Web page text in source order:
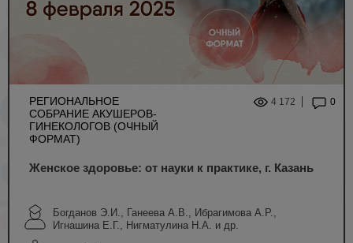
РЕГИОНАЛЬНОЕ
СОБРАНИЕ АКУШЕРОВ-
ГИНЕКОЛОГОВ (ОЧНЫЙ
ФОРМАТ)
4 172 0
Женское здоровье: от науки к практике, г. Казань
Богданов Э.И., Ганеева А.В., Ибрагимова А.Р.,
Игнашина Е.Г., Нигматулина Н.А. и др.